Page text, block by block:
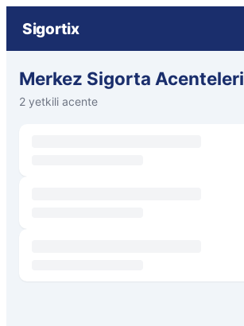
Sigortix
Merkez Sigorta Acenteleri
2 yetkili acente